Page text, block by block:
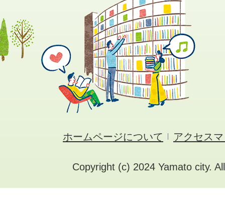
ホームページについて アクセス
Copyright (c) 2024 Yamato city.